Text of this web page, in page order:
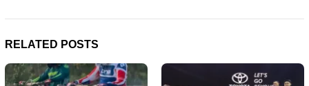
RELATED POSTS